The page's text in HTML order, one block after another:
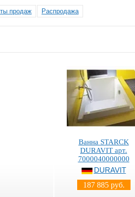
продаж Распродажа
Ванна STARCK
DURAVIT арт.
7000040000000
DURAVIT
187 885 руб.